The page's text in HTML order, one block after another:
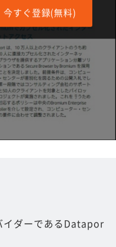
今すぐ登録(無料)
ダーであるDatapor